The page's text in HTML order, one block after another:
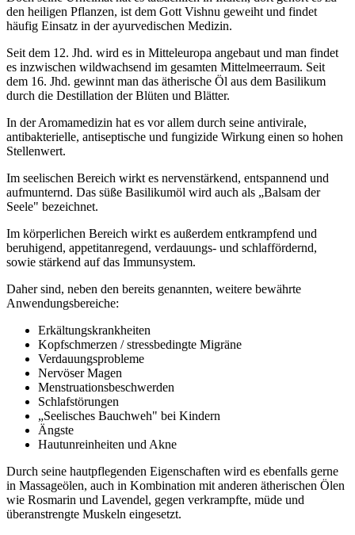
den heiligen Pflanzen, ist dem Gott Vishnu geweiht und findet
häufig Einsatz in der ayurvedischen Medizin.
Seit dem 12. Jhd. wird es in Mitteleuropa angebaut und man findet
es inzwischen wildwachsend im gesamten Mittelmeerraum. Seit
dem 16. Jhd. gewinnt man das ätherische Öl aus dem Basilikum
durch die Destillation der Blüten und Blätter.
In der Aromamedizin hat es vor allem durch seine antivirale,
antibakterielle, antiseptische und fungizide Wirkung einen so hohen
Stellenwert.
Im seelischen Bereich wirkt es nervenstärkend, entspannend und
aufmunternd. Das süße Basilikumöl wird auch als „Balsam der
Seele" bezeichnet.
Im körperlichen Bereich wirkt es außerdem entkrampfend und
beruhigend, appetitanregend, verdauungs- und schlaffördernd,
sowie stärkend auf das Immunsystem.
Daher sind, neben den bereits genannten, weitere bewährte
Anwendungsbereiche:
Erkältungskrankheiten
Kopfschmerzen / stressbedingte Migräne
Verdauungsprobleme
Nervöser Magen
Menstruationsbeschwerden
Schlafstörungen
„Seelisches Bauchweh" bei Kindern
Ängste
Hautunreinheiten und Akne
Durch seine hautpflegenden Eigenschaften wird es ebenfalls gerne
in Massageölen, auch in Kombination mit anderen ätherischen Ölen
wie Rosmarin und Lavendel, gegen verkrampfte, müde und
überanstrengte Muskeln eingesetzt.